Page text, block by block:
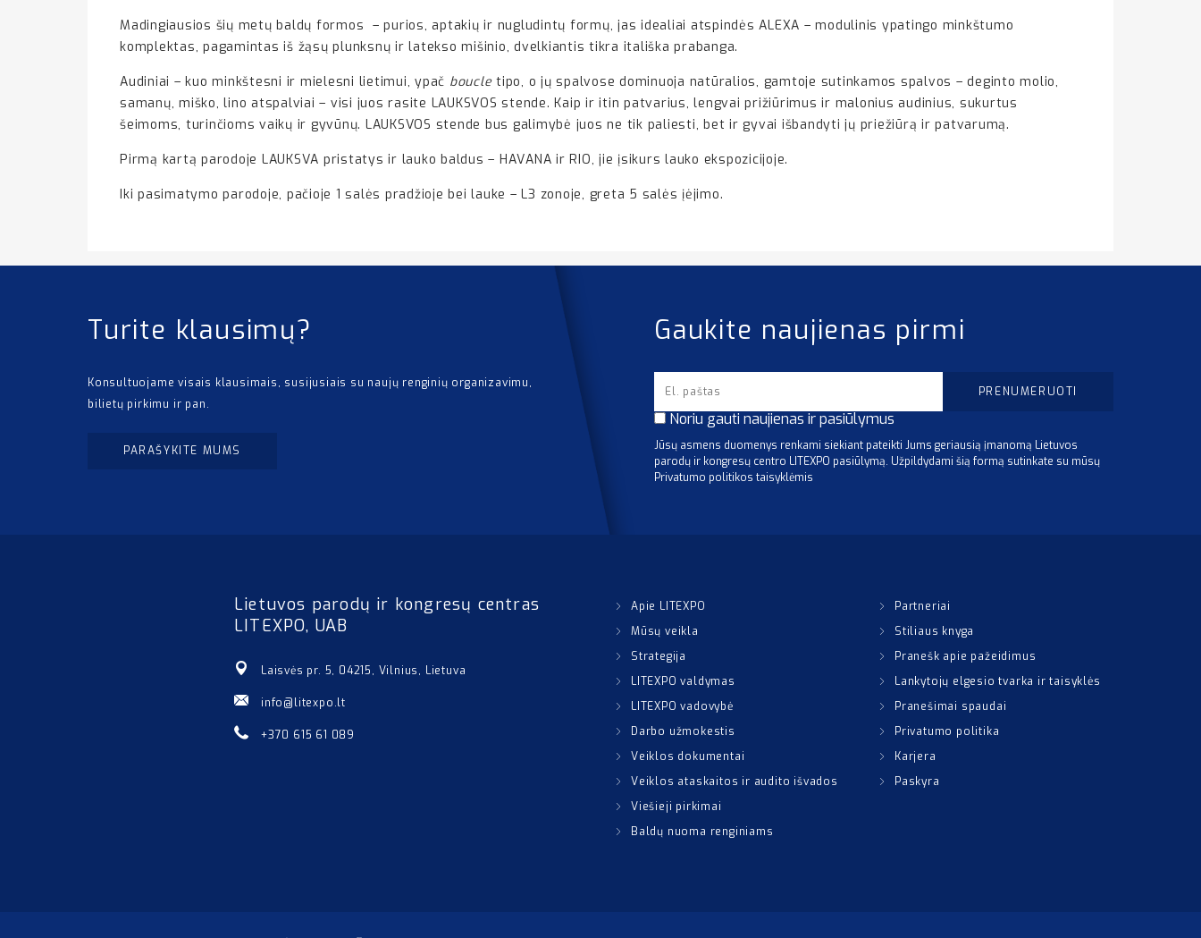
Madingiausios šių metų baldų formos – purios, aptakių ir nugludintų formų, jas idealiai atspindės ALEXA – modulinis ypatingo minkštumo
komplektas, pagamintas iš žąsų plunksnų ir latekso mišinio, dvelkiantis tikra itališka prabanga.
Audiniai – kuo minkštesni ir mielesni lietimui, ypač boucletipo, o jų spalvose dominuoja natūralios, gamtoje sutinkamos spalvos – deginto molio,
samanų, miško, lino atspalviai – visi juos rasite LAUKSVOS stende. Kaip ir itin patvarius, lengvai prižiūrimus ir malonius audinius, sukurtus
šeimoms, turinčioms vaikų ir gyvūnų. LAUKSVOS stende bus galimybė juos ne tik paliesti, bet ir gyvai išbandyti jų priežiūrą ir patvarumą.
Pirmą kartą parodoje LAUKSVA pristatys ir lauko baldus – HAVANA ir RIO, jie įsikurs lauko ekspozicijoje.
Iki pasimatymo parodoje, pačioje 1 salės pradžioje bei lauke – L3 zonoje, greta 5 salės įėjimo.
Turite klausimų?
Konsultuojame visais klausimais, susijusiais su naujų renginių organizavimu,
bilietų pirkimu ir pan.
PARAŠYKITE MUMS
Gaukite naujienas pirmi
Noriu gauti naujienas ir pasiūlymus
Jūsų asmens duomenys renkami siekiant pateikti Jums geriausią įmanomą Lietuvos
parodų ir kongresų centro LITEXPO pasiūlymą. Užpildydami šią formą sutinkate su mūsų
Privatumo politikos taisyklėmis
Lietuvos parodų ir kongresų centras
LITEXPO, UAB
Laisvės pr. 5, 04215, Vilnius, Lietuva
info@litexpo.lt
+370 615 61 089
Apie LITEXPO
Mūsų veikla
Strategija
LITEXPO valdymas
LITEXPO vadovybė
Darbo užmokestis
Veiklos dokumentai
Veiklos ataskaitos ir audito išvados
Viešieji pirkimai
Baldų nuoma renginiams
Partneriai
Stiliaus knyga
Pranešk apie pažeidimus
Lankytojų elgesio tvarka ir taisyklės
Pranešimai spaudai
Privatumo politika
Karjera
Paskyra